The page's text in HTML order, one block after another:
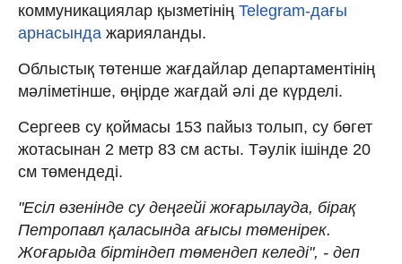
коммуникациялар қызметінің Telegram-дағы
арнасында жарияланды.
Облыстық төтенше жағдайлар департаментінің
мәліметінше, өңірде жағдай әлі де күрделі.
Сергеев су қоймасы 153 пайыз толып, су бөгет
жотасынан 2 метр 83 см асты. Тәулік ішінде 20
см төмендеді.
"Есіл өзенінде су деңгейі жоғарылауда, бірақ
Петропавл қаласында ағысы төменірек.
Жоғарыда біртіндеп төмендеп келеді", - деп